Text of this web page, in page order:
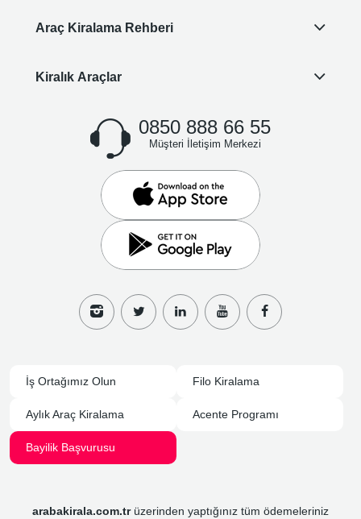
Araç Kiralama Rehberi
Kiralık Araçlar
0850 888 66 55
Müşteri İletişim Merkezi
İş Ortağımız Olun Filo Kiralama
Aylık Araç Kiralama Acente Programı
Bayilik Başvurusu
arabakirala.com.trüzerinden yaptığınız tüm ödemeleriniz